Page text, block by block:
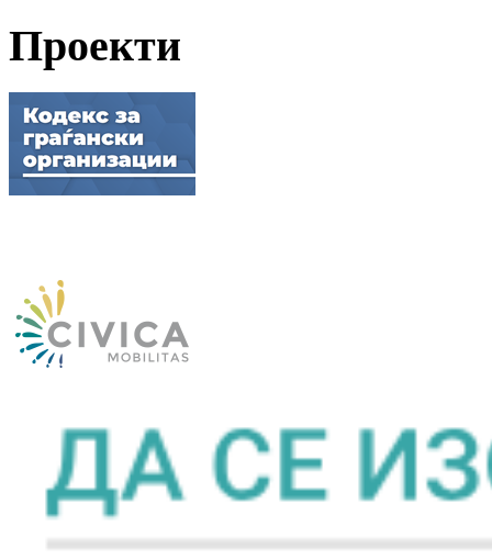
Проекти